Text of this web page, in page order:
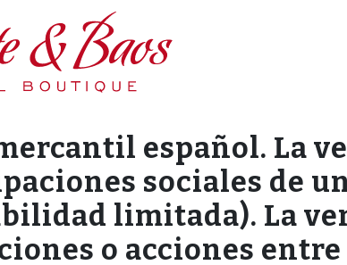
español. La
sociales de
limitada). La
o acciones entre